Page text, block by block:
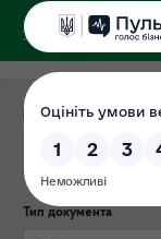
Категорія публікації
Тип документа